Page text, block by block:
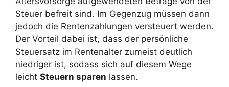
Steuer befreit sind. Im Gegenzug müssen dann
jedoch die Rentenzahlungen versteuert werden.
Der Vorteil dabei ist, dass der persönliche
Steuersatz im Rentenalter zumeist deutlich
niedriger ist, sodass sich auf diesem Wege
leicht Steuern sparen lassen.